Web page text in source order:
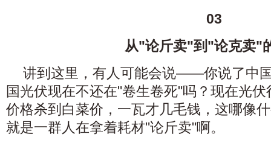
03
从"论斤卖"到"论克卖"
讲到这里，有人可能会说——你说了中
国光伏现在不还在"卷生卷死"吗？现在光
价格杀到白菜价，一瓦才几毛钱，这哪像
就是一群人在拿着耗材"论斤卖"啊。